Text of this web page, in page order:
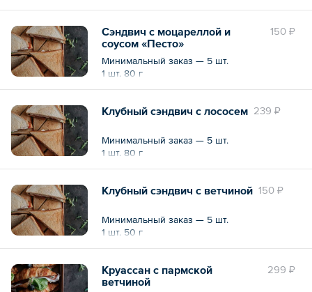
150 ₽
Сэндвич с моцареллой и
соусом «Песто»
Минимальный заказ — 5 шт.
1 шт. 80 г
239 ₽
Клубный сэндвич с лососем
Минимальный заказ — 5 шт.
1 шт. 80 г
150 ₽
Клубный сэндвич с ветчиной
Минимальный заказ — 5 шт.
1 шт. 50 г
299 ₽
Круассан с пармской
ветчиной